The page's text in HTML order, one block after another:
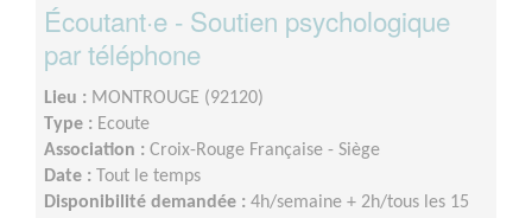
Écoutant·e - Soutien psychologique
par téléphone
Lieu : MONTROUGE (92120)
Type : Ecoute
Association : Croix-Rouge Française - Siège
Date : Tout le temps
Disponibilité demandée : 4h/semaine + 2h/tous les 15